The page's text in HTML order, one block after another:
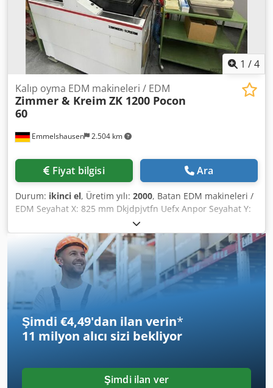
1 /4
Emmelshausen 2.504 km
Kalıp oyma EDM makineleri / EDM
Zimmer & Kreim ZK 1200 Pocon
60
Fiyat bilgisi Ara
Durum: ikinci el, Üretim yılı: 2000, Batan EDM makineleri /
EDM Seyahat X: 825 mm Dkjdpjvtfn Uefx Anpor Seyahat Y:
680 mm Seyahat Z: 405 mm Masa boyutu X: 1200 mm Masa
boyutu Y: 850 mm maksimum iş parçası ağırlığı: 3000 kg
Elektrot değiştirici: 50 kez Jeneratör POCON 60 Tüy yuvası:
EROWA Ağır hizmet adaptörü O modülü Halojen lamba
Şimdi €4,49'dan ilan verin*
11 milyon alıcı sizi bekliyor
Şimdi ilan ver